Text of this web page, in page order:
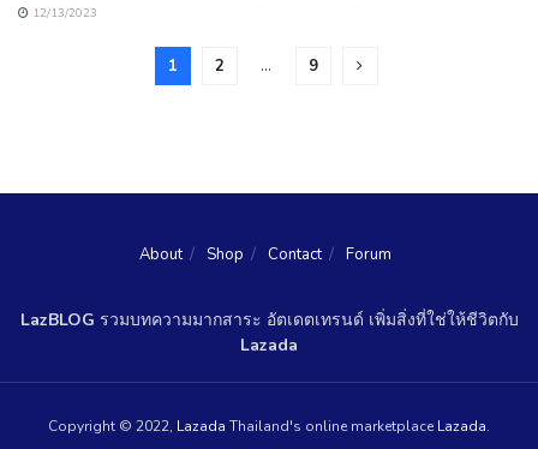
12/13/2023
1 2 … 9
About Shop Contact Forum
LazBLOG รวมบทความมากสาระ อัตเดตเทรนด์ เพิ่มสิ่งที่ใช่ให้ชีวิตกับ
Lazada
Copyright © 2022, Lazada Thailand's online marketplace Lazada.